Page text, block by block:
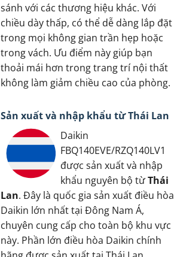
sánh với các thương hiệu khác. Với
chiều dày thấp, có thể dễ dàng lắp đặt
trong mọi không gian trần hẹp hoặc
trong vách. Ưu điểm này giúp bạn
thoải mái hơn trong trang trí nội thất
không làm giảm chiều cao của phòng.
Sản xuất và nhập khẩu từ Thái Lan
Daikin
FBQ140EVE/RZQ140LV1
được sản xuất và nhập
khẩu nguyên bộ từThái
Lan. Đây là quốc gia sản xuất điều hòa
Daikin lớn nhất tại Đông Nam Á,
chuyên cung cấp cho toàn bộ khu vực
này. Phần lớn điều hòa Daikin chính